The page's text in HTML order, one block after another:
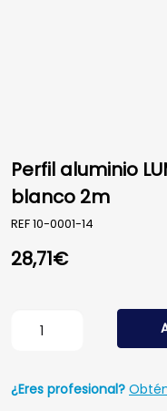
Perfil aluminio
blanco 2m
REF10-0001-14
28,71€
Perfil aluminio
¿Eres profesional?